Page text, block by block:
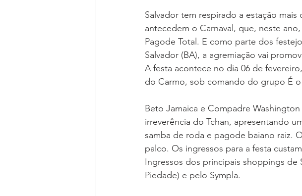
Salvador tem respirado a estação
antecedem o Carnaval, que, neste
Pagode Total. E como parte dos
Salvador (BA), a agremiação vai
A festa acontece no dia 06 de
do Carmo, sob comando do grupo É o
Beto Jamaica e Compadre
irreverência do Tchan, apresentando
samba de roda e pagode baiano raiz.
palco. Os ingressos para a festa
Ingressos dos principais shoppings de
Piedade) e pelo Sympla.